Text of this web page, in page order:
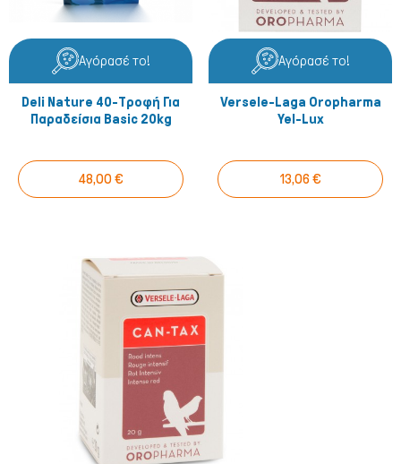
Αγόρασέ το!
Deli Nature 40-Τροφή Για
Παραδείσια Basic 20kg
48,00 €
Αγόρασέ το!
Versele-Laga Oropharma
Yel-Lux
13,06 €